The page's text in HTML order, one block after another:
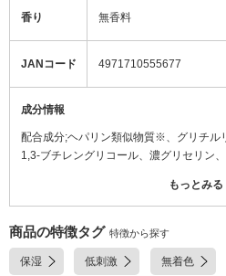
香り 無香料
JANコード 4971710555677
成分情報
配合成分;ヘパリン類似物質※、グリチル
1,3-ブチレングリコール、濃グリセリン
アセチル-L-ヒドロキシプロリン、N-オ
ロール、d-δ-トコフェロール、ゼニアオ
クリル酸・メタクリル酸アルキル共重合
二ナトリウム、カルボキシビニルポリマ
N-(2-メタクリロイルオキシエチル)カル
もっとみる
商品の特徴タグ 特徴から探す
保湿 低刺激 無着色